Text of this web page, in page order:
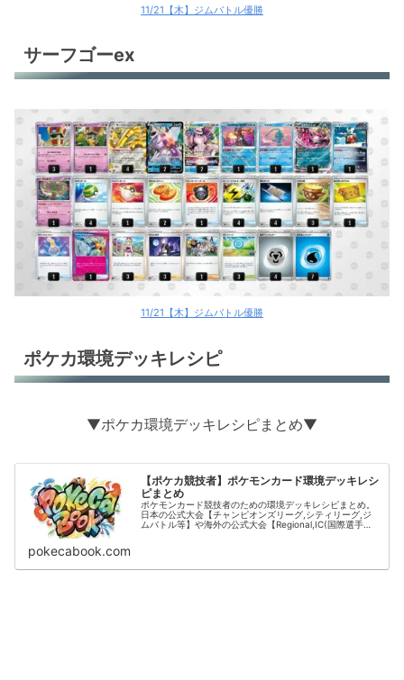
11/21【木】ジムバトル優勝
サーフゴーex
11/21【木】ジムバトル優勝
ポケカ環境デッキレシピ
▼ポケカ環境デッキレシピまとめ▼
【ポケカ競技者】ポケモンカード環境デッキレシ
ピまとめ
ポケモンカード競技者のための環境デッキレシピまとめ。
日本の公式大会【チャンピオンズリーグ,シティリーグ,ジ
ムバトル等】や海外の公式大会【Regional,IC(国際選手
pokecabook.com